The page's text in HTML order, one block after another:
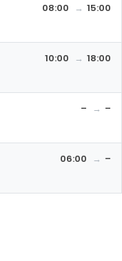
08:00 15:00
10:00 18:00
– –
06:00 –